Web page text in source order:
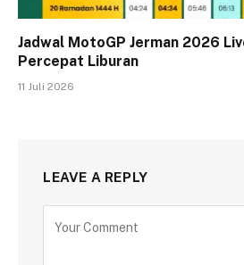
Jadwal MotoGP Jerman 2026
Percepat Liburan
11 Juli 2026
LEAVE A REPLY